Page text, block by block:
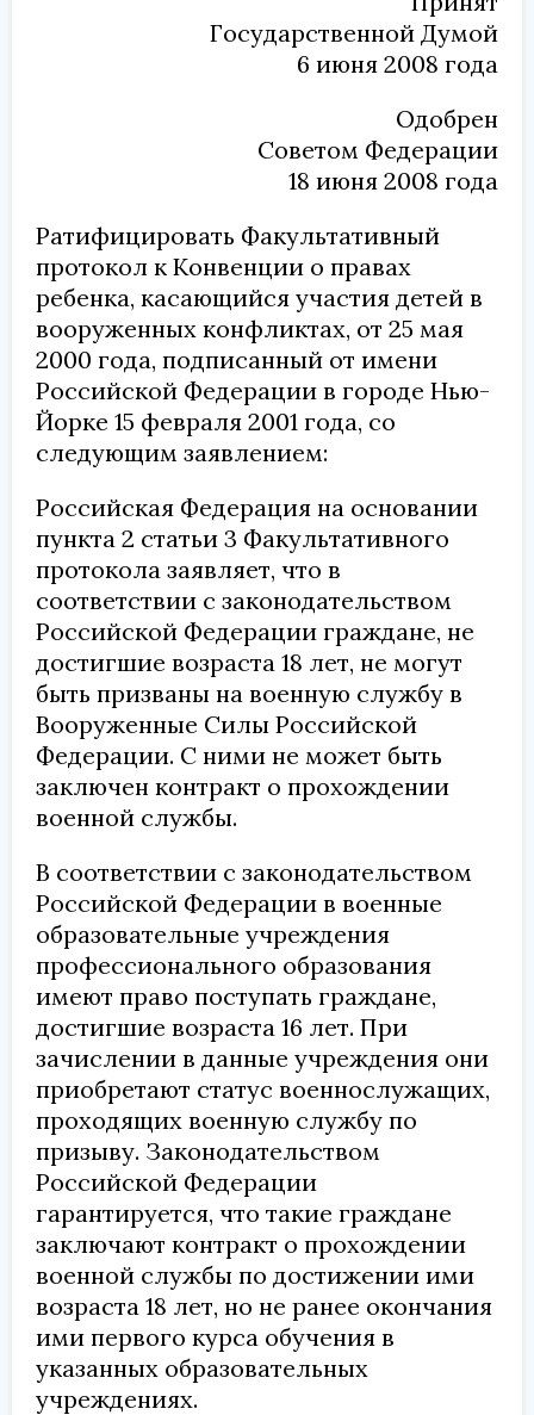
Государственной Думой
6 июня 2008 года
Одобрен
Советом Федерации
18 июня 2008 года
Ратифицировать Факультативный
протокол к Конвенции о правах
ребенка, касающийся участия детей в
вооруженных конфликтах, от 25 мая
2000 года, подписанный от имени
Российской Федерации в городе Нью-
Йорке 15 февраля 2001 года, со
следующим заявлением:
Российская Федерация на основании
пункта 2 статьи 3 Факультативного
протокола заявляет, что в
соответствии с законодательством
Российской Федерации граждане, не
достигшие возраста 18 лет, не могут
быть призваны на военную службу в
Вооруженные Силы Российской
Федерации. С ними не может быть
заключен контракт о прохождении
военной службы.
В соответствии с законодательством
Российской Федерации в военные
образовательные учреждения
профессионального образования
имеют право поступать граждане,
достигшие возраста 16 лет. При
зачислении в данные учреждения они
приобретают статус военнослужащих,
проходящих военную службу по
призыву. Законодательством
Российской Федерации
гарантируется, что такие граждане
заключают контракт о прохождении
военной службы по достижении ими
возраста 18 лет, но не ранее окончания
ими первого курса обучения в
указанных образовательных
учреждениях.